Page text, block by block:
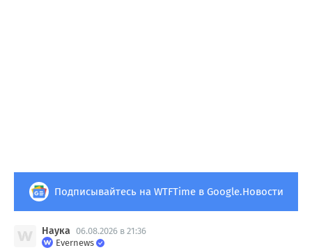
Подписывайтесь на WTFTime в Google.Новости
Наука 06.08.2026 в 21:36
Evernews